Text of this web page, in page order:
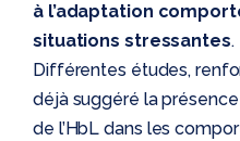
à l’adaptation
situations stressantes.
Différentes études,
déjà suggéré la
de l’HbL dans les